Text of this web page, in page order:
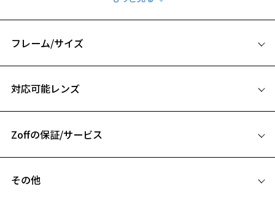
※柄や色味の出方に個体差があり、画像と異なる場合がございます。
※アウトレット商品は、販売から一定期間経過した商品などです。キ
フレーム/サイズ
B ブリッジ(鼻部分)の横幅：19mm
対応可能レンズ
フレームとレンズの合計料金を知りたい方へ
Zoffの保証/サービス
その他